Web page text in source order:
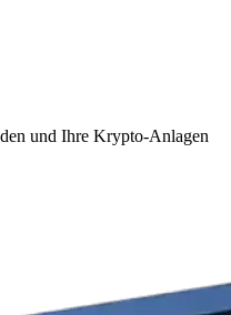
und Ihre Krypto-Anlagen